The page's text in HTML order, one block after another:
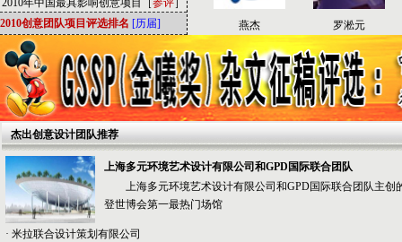
2010年中国最具影响创意项目［ 参评
2010创意团队项目评选排名 [历届]
孙美琦 吕金光
杰出创意设计团队推荐
上海多元环境艺术设计有限公司和GPD国际联合团队
上海多元环境艺术设计有限公司和GPD国际联合团队主创
登世博会第一最热门场馆
· 米拉联合设计策划有限公司